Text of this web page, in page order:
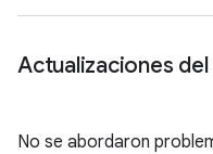
Actualizaciones
No se abordaron